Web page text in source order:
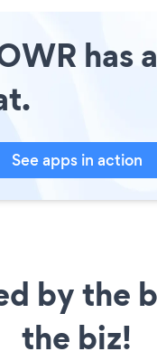
has
See apps in action
by the
the biz!